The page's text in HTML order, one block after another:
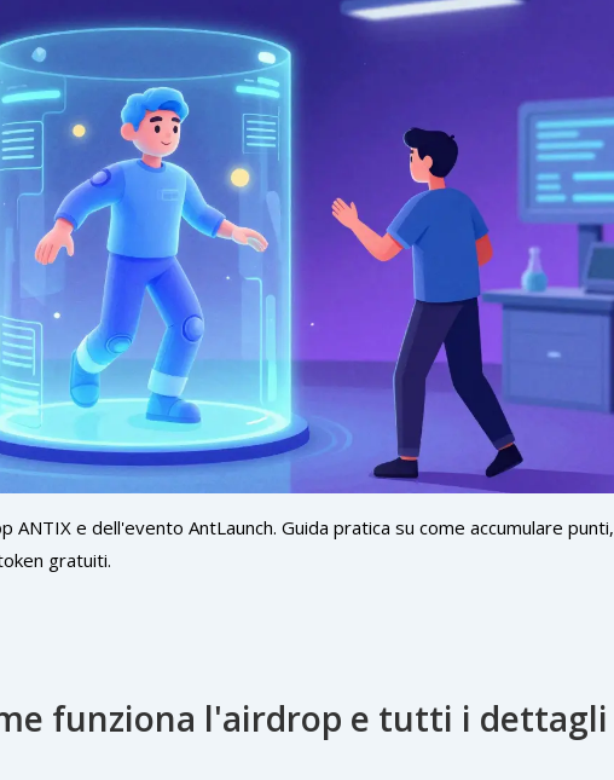
e dell'evento AntLaunch. Guida pratica su come accumulare punti,
gratuiti.
funziona l'airdrop e tutti i dettagli